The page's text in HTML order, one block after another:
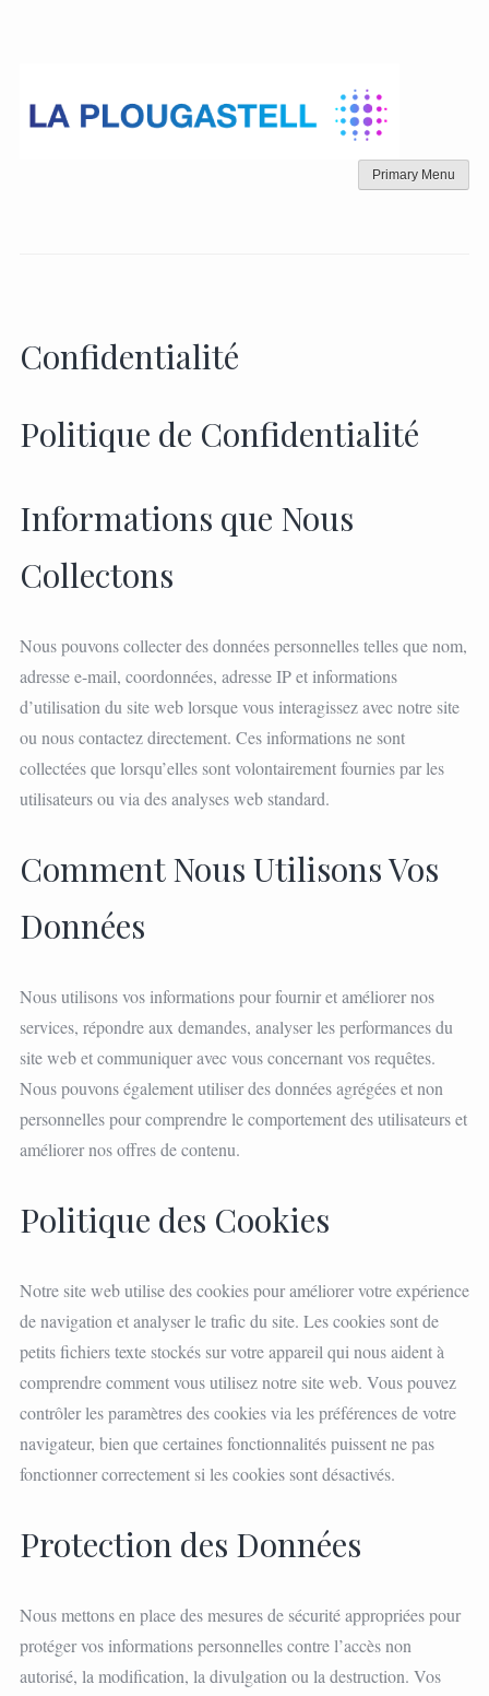
Primary Menu
Confidentialité
Politique de Confidentialité
Informations que Nous
Collectons
Nous pouvons collecter des données personnelles telles que nom,
adresse e-mail, coordonnées, adresse IP et informations
d’utilisation du site web lorsque vous interagissez avec notre site
ou nous contactez directement. Ces informations ne sont
collectées que lorsqu’elles sont volontairement fournies par les
utilisateurs ou via des analyses web standard.
Comment Nous Utilisons Vos
Données
Nous utilisons vos informations pour fournir et améliorer nos
services, répondre aux demandes, analyser les performances du
site web et communiquer avec vous concernant vos requêtes.
Nous pouvons également utiliser des données agrégées et non
personnelles pour comprendre le comportement des utilisateurs et
améliorer nos offres de contenu.
Politique des Cookies
Notre site web utilise des cookies pour améliorer votre expérience
de navigation et analyser le trafic du site. Les cookies sont de
petits fichiers texte stockés sur votre appareil qui nous aident à
comprendre comment vous utilisez notre site web. Vous pouvez
contrôler les paramètres des cookies via les préférences de votre
navigateur, bien que certaines fonctionnalités puissent ne pas
fonctionner correctement si les cookies sont désactivés.
Protection des Données
Nous mettons en place des mesures de sécurité appropriées pour
protéger vos informations personnelles contre l’accès non
autorisé, la modification, la divulgation ou la destruction. Vos